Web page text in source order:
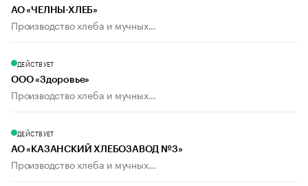
АО «ЧЕЛНЫ-ХЛЕБ»
Производство хлеба и мучных...
ДЕЙСТВУЕТ
ООО «Здоровье»
Производство хлеба и мучных...
ДЕЙСТВУЕТ
АО «КАЗАНСКИЙ ХЛЕБОЗАВОД №3»
Производство хлеба и мучных...